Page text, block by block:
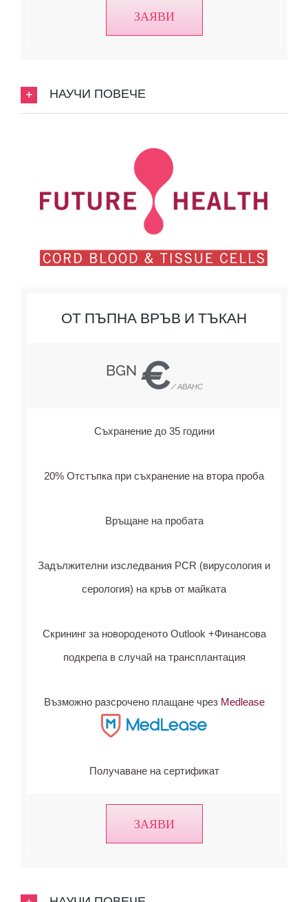
ЗАЯВИ
НАУЧИ ПОВЕЧЕ
ОТ ПЪПНА ВРЪВ И ТЪКАН
BGN €/ АВАНС
Съхранение до 35 години
20% Отстъпка при съхранение на втора проба
Връщане на пробата
Задължителни изследвания PCR (вирусология и
серология) на кръв от майката
Скрининг за новороденото Outlook +Финансова
подкрепа в случай на трансплантация
Възможно разсрочено плащане чрез Medlease
Получаване на сертификат
ЗАЯВИ